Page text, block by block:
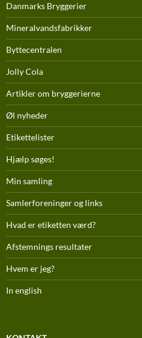
Danmarks Bryggerier
Mineralvandsfabrikker
Byttecentralen
Jolly Cola
Artikler om bryggerierne
Øl nyheder
Etikettelister
Hjælp søges!
Min samling
Samlerforeninger og links
Hvad er etiketten værd?
Afstemnings resultater
Hvem er jeg?
In english